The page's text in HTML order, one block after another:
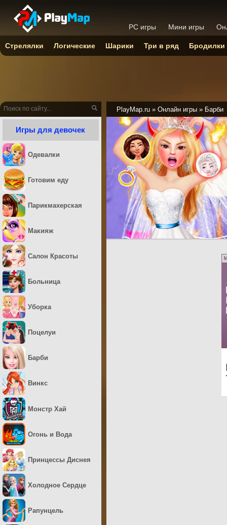
PlayMap.ru » Онлайн игры » Барби
Игры для девочек
Одевалки
Готовим еду
Парикмахерская
Макияж
Салон Красоты
Больница
Уборка
Поцелуи
Барби
Винкс
Монстр Хай
Огонь и Вода
Принцессы Диснея
Холодное Сердце
Рапунцель
PC игры Мини игры
Стрелялки Логические Шарики Три в ряд Бродилки